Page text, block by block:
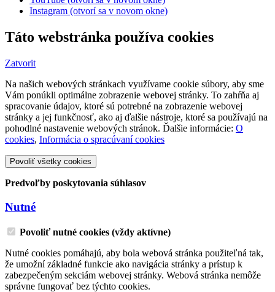
Instagram (otvorí sa v novom okne)
Táto webstránka používa cookies
Zatvorit
Na našich webových stránkach využívame cookie súbory, aby sme
Vám ponúkli optimálne zobrazenie webovej stránky. To zahŕňa aj
spracovanie údajov, ktoré sú potrebné na zobrazenie webovej
stránky a jej funkčnosť, ako aj ďalšie nástroje, ktoré sa používajú na
pohodlné nastavenie webových stránok. Ďalšie informácie: O
cookies, Informácia o spracúvaní cookies
Povoliť všetky cookies
Predvoľby poskytovania súhlasov
Nutné
Povoliť nutné cookies (vždy aktívne)
Nutné cookies pomáhajú, aby bola webová stránka použiteľná tak,
že umožní základné funkcie ako navigácia stránky a prístup k
zabezpečeným sekciám webovej stránky. Webová stránka nemôže
správne fungovať bez týchto cookies.